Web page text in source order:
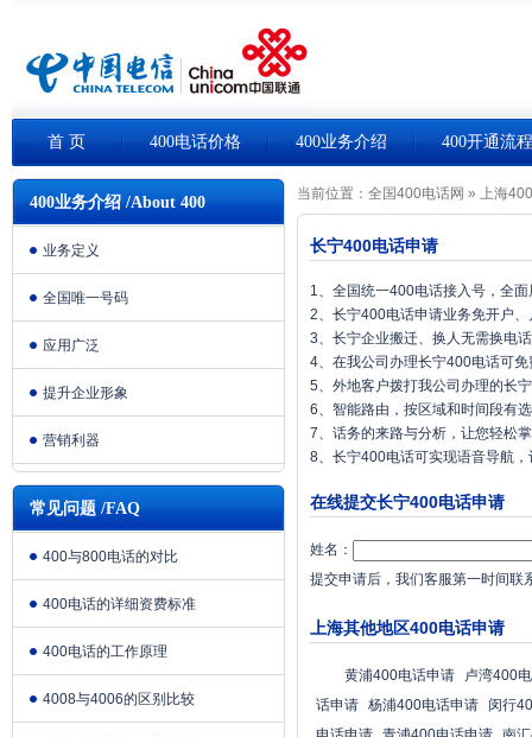
首 页 400电话价格 400业务介绍 400开通流程
400业务介绍 /About 400
业务定义
全国唯一号码
应用广泛
提升企业形象
营销利器
常见问题 /FAQ
400与800电话的对比
400电话的详细资费标准
400电话的工作原理
4008与4006的区别比较
当前位置： 全国400电话网 » 上海
长宁400电话申请
1、全国统一400电话接入号，全
2、长宁400电话申请业务免开户
3、长宁企业搬迁、换人无需换电
4、在我公司办理长宁400电话可
5、外地客户拨打我公司办理的长
6、智能路由，按区域和时间段有
7、话务的来路与分析，让您轻松
8、长宁400电话可实现语音导航
在线提交长宁400电话申请
姓名：
提交申请后，我们客服第一时间联
上海其他地区400电话申请
黄浦400电话申请
卢湾400
话申请 杨浦400电话申请
闵行